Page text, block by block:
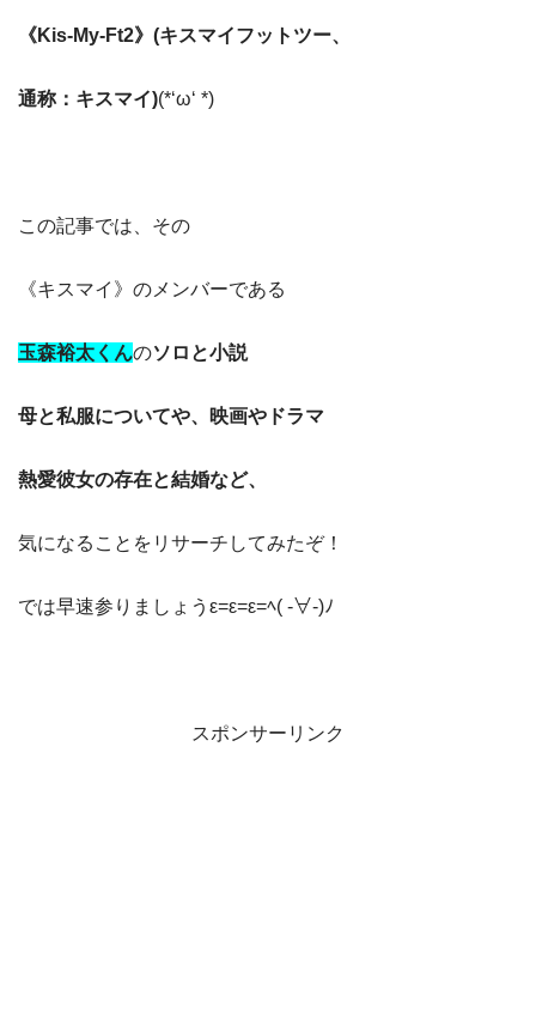
《Kis-My-Ft2》(キスマイフットツー、
通称：キスマイ)(*‘ω‘ *)
この記事では、その
《キスマイ》のメンバーである
玉森裕太くんのソロと小説
母と私服についてや、映画やドラマ
熱愛彼女の存在と結婚など、
気になることをリサーチしてみたぞ！
では早速参りましょうε=ε=ε=ﾍ( -∀-)ﾉ
スポンサーリンク